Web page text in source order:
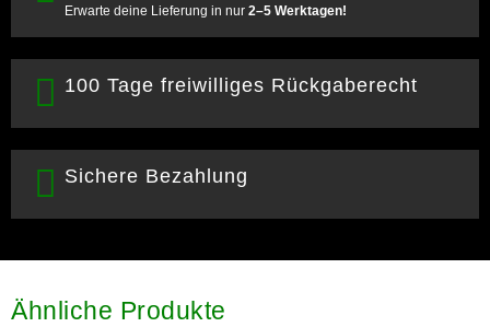
Erwarte deine Lieferung in nur 2–5 Werktagen!
100 Tage freiwilliges Rückgaberecht
Sichere Bezahlung
Ähnliche Produkte